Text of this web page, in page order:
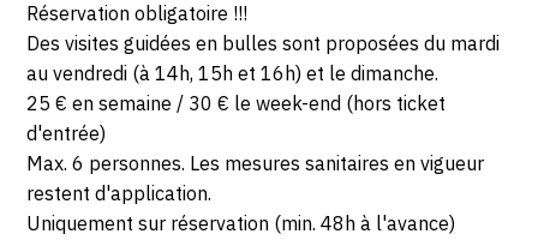
2021
Réservation obligatoire !!!
Des visites guidées en bulles sont proposées du mardi
au vendredi (à 14h, 15h et 16h) et le dimanche.
25 € en semaine / 30 € le week-end (hors ticket
d'entrée)
Max. 6 personnes. Les mesures sanitaires en vigueur
restent d'application.
Uniquement sur réservation (min. 48h à l'avance)